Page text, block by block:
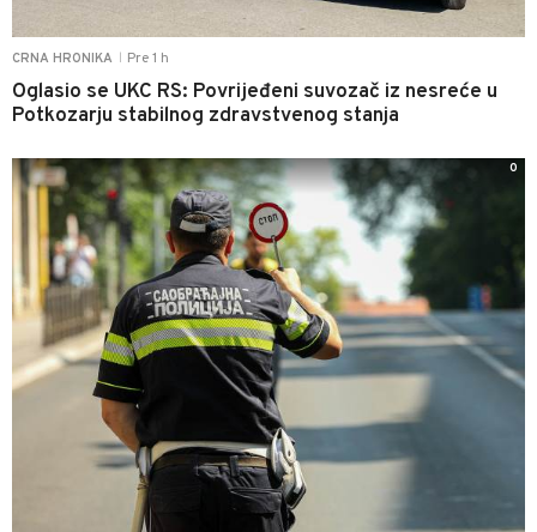
CRNA HRONIKA Pre 1 h
Oglasio se UKC RS: Povrijeđeni suvozač iz nesreće u
Potkozarju stabilnog zdravstvenog stanja
0